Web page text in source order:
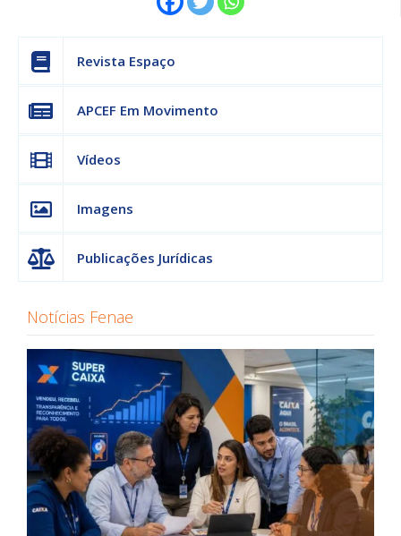
Revista Espaço
APCEF Em Movimento
Vídeos
Imagens
Publicações Jurídicas
Notícias Fenae